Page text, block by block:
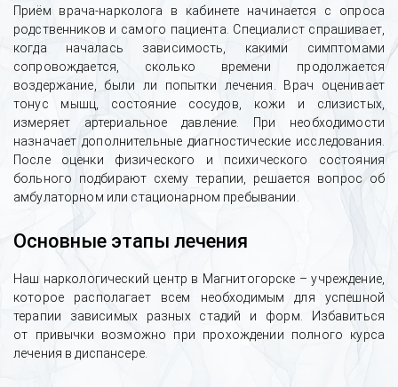
Приём врача-нарколога в кабинете начинается с опроса
родственников и самого пациента. Специалист спрашивает,
когда началась зависимость, какими симптомами
сопровождается, сколько времени продолжается
воздержание, были ли попытки лечения. Врач оценивает
тонус мышц, состояние сосудов, кожи и слизистых,
измеряет артериальное давление. При необходимости
назначает дополнительные диагностические исследования.
После оценки физического и психического состояния
больного подбирают схему терапии, решается вопрос об
амбулаторном или стационарном пребывании.
Основные этапы лечения
Наш наркологический центр в Магнитогорске – учреждение,
которое располагает всем необходимым для успешной
терапии зависимых разных стадий и форм. Избавиться
от привычки возможно при прохождении полного курса
лечения в диспансере.